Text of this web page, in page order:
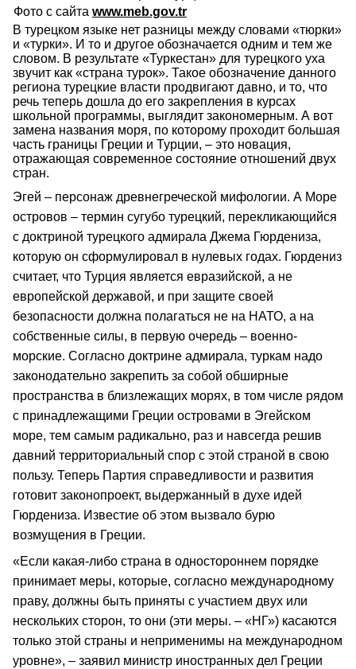
Фото с сайта www.meb.gov.tr
В турецком языке нет разницы между словами «тюрки»
и «турки». И то и другое обозначается одним и тем же
словом. В результате «Туркестан» для турецкого уха
звучит как «страна турок». Такое обозначение данного
региона турецкие власти продвигают давно, и то, что
речь теперь дошла до его закрепления в курсах
школьной программы, выглядит закономерным. А вот
замена названия моря, по которому проходит большая
часть границы Греции и Турции, – это новация,
отражающая современное состояние отношений двух
стран.
Эгей – персонаж древнегреческой мифологии. А Море
островов – термин сугубо турецкий, перекликающийся
с доктриной турецкого адмирала Джема Гюрдениза,
которую он сформулировал в нулевых годах. Гюрдениз
считает, что Турция является евразийской, а не
европейской державой, и при защите своей
безопасности должна полагаться не на НАТО, а на
собственные силы, в первую очередь – военно-
морские. Согласно доктрине адмирала, туркам надо
законодательно закрепить за собой обширные
пространства в близлежащих морях, в том числе рядом
с принадлежащими Греции островами в Эгейском
море, тем самым радикально, раз и навсегда решив
давний территориальный спор с этой страной в свою
пользу. Теперь Партия справедливости и развития
готовит законопроект, выдержанный в духе идей
Гюрдениза. Известие об этом вызвало бурю
возмущения в Греции.
«Если какая-либо страна в одностороннем порядке
принимает меры, которые, согласно международному
праву, должны быть приняты с участием двух или
нескольких сторон, то они (эти меры. – «НГ») касаются
только этой страны и неприменимы на международном
уровне», – заявил министр иностранных дел Греции